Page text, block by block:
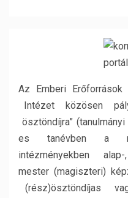
Az Emberi
Intézet közösen
ösztöndíjra”
es tanévben a
intézményekben
mester (magiszteri)
(rész)ösztöndíjas